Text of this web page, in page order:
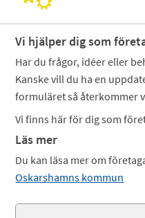
Vi hjälper dig som
Har du frågor, idéer eller
Kanske vill du ha en
formuläret så återkommer
Vi finns här för dig som
Läs mer
Du kan läsa mer om
Oskarshamns kommun